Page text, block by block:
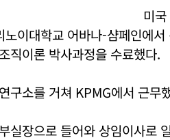
미
노이대학교 어바나-샴페인에
직이론 박사과정을 수료했다.
구소를 거쳐 KPMG에서 근무
실장으로 들어와 상임이사로